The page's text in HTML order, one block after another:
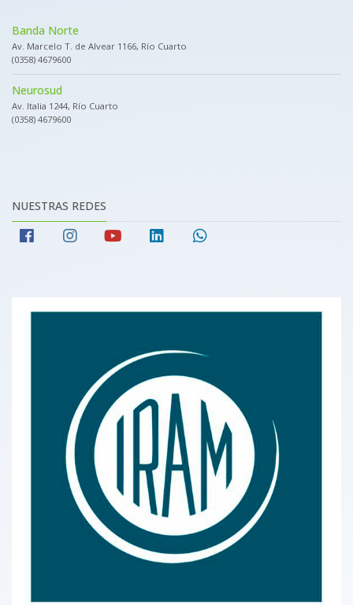
Banda Norte
Av. Marcelo T. de Alvear 1166, Río Cuarto
(0358) 4679600
Neurosud
Av. Italia 1244, Río Cuarto
(0358) 4679600
NUESTRAS REDES